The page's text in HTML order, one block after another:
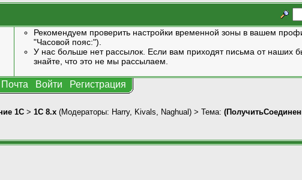
Рекомендуем проверить настройки временной зоны в вашем
"Часовой пояс:").
У нас больше нет рассылок. Если вам приходят письма от наших
знайте, что это не мы рассылаем.
Почта Войти Регистрация
1С > 1С 8.x (Модераторы: Harry, Kivals Naghual) > Тема: